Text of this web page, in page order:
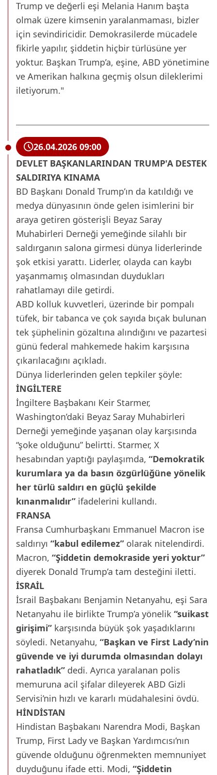
Trump ve değerli eşi Melania Hanım başta
olmak üzere kimsenin yaralanmaması, bizler
için sevindiricidir. Demokrasilerde mücadele
fikirle yapılır, şiddetin hiçbir türlüsüne yer
yoktur. Başkan Trump’a, eşine, ABD yönetimine
ve Amerikan halkına geçmiş olsun dileklerimi
iletiyorum."
26.04.2026 09:00
DEVLET BAŞKANLARINDAN TRUMP'A DESTEK
SALDIRIYA KINAMA
BD Başkanı Donald Trump’ın da katıldığı ve
medya dünyasının önde gelen isimlerini bir
araya getiren gösterişli Beyaz Saray
Muhabirleri Derneği yemeğinde silahlı bir
saldırganın salona girmesi dünya liderlerinde
şok etkisi yarattı. Liderler, olayda can kaybı
yaşanmamış olmasından duydukları
rahatlamayı dile getirdi.
ABD kolluk kuvvetleri, üzerinde bir pompalı
tüfek, bir tabanca ve çok sayıda bıçak bulunan
tek şüphelinin gözaltına alındığını ve pazartesi
günü federal mahkemede hakim karşısına
çıkarılacağını açıkladı.
Dünya liderlerinden gelen tepkiler şöyle:
İNGİLTERE
İngiltere Başbakanı Keir Starmer,
Washington’daki Beyaz Saray Muhabirleri
Derneği yemeğinde yaşanan olay karşısında
“şoke olduğunu” belirtti. Starmer, X
hesabından yaptığı paylaşımda, “Demokratik
kurumlara ya da basın özgürlüğüne yönelik
her türlü saldırı en güçlü şekilde
kınanmalıdır” ifadelerini kullandı.
FRANSA
Fransa Cumhurbaşkanı Emmanuel Macron ise
saldırıyı “kabul edilemez” olarak nitelendirdi.
Macron, “Şiddetin demokraside yeri yoktur”
diyerek Donald Trump’a tam desteğini iletti.
İSRAİL
İsrail Başbakanı Benjamin Netanyahu, eşi Sara
Netanyahu ile birlikte Trump’a yönelik “suikast
girişimi” karşısında büyük şok yaşadıklarını
söyledi. Netanyahu, “Başkan ve First Lady’nin
güvende ve iyi durumda olmasından dolayı
rahatladık” dedi. Ayrıca yaralanan polis
memuruna acil şifalar dileyerek ABD Gizli
Servisi’nin hızlı ve kararlı müdahalesini övdü.
HİNDİSTAN
Hindistan Başbakanı Narendra Modi, Başkan
Trump, First Lady ve Başkan Yardımcısı’nın
güvende olduğunu öğrenmekten memnuniyet
duyduğunu ifade etti. Modi, “Şiddetin